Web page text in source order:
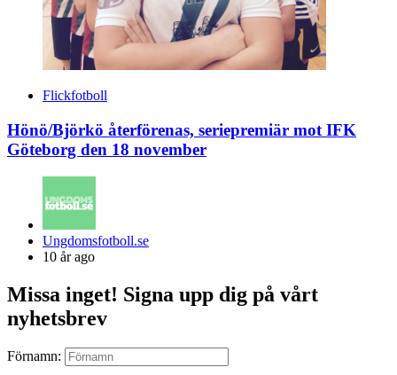
Flickfotboll
Hönö/Björkö återförenas, seriepremiär mot IFK
Göteborg den 18 november
Posted
by
Ungdomsfotboll.se
10 år ago
Missa inget! Signa upp dig på vårt
nyhetsbrev
Förnamn: